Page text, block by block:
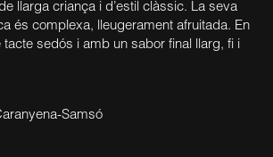
llarga criança i d’estil clàssic. La seva
és complexa, lleugerament afruitada. En
sedós i amb un sabor final llarg, fi i
Samsó